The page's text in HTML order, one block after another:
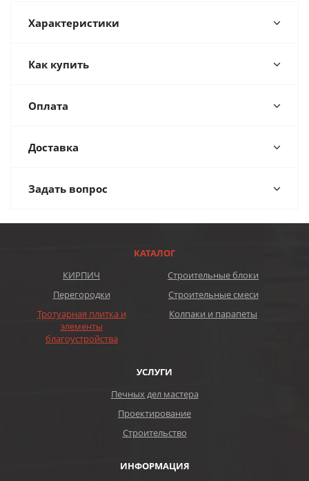
Характеристики
Как купить
Оплата
Доставка
Задать вопрос
КАТАЛОГ
КИРПИЧ
Строительные блоки
Перегородки
Строительные смеси
Тротуарная плитка и
элементы
благоустройства
Колпаки и парапеты
УСЛУГИ
Печных дел мастера
Проектирование
Строительство
ИНФОРМАЦИЯ